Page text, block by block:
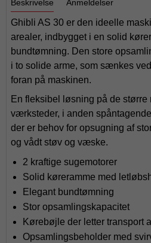
Beskrivelse Anmeldelser
Ghibli AS 30 er den ideelle
arealer, indbygget i en solid
bundtømning. Den store
i to solide arme, som sænkes
foran på maskinen.
En fleksibel løsning på de større
værksteder, i anden
der er behov for opsugning af
og vådt støv og væske.
2 kraftige sugemotorer
Solid køreramme med
Elegant bundtømning
Stor opsamlingskapacitet
Kørebøjle der letter transport
Opsamlingsbeholder med